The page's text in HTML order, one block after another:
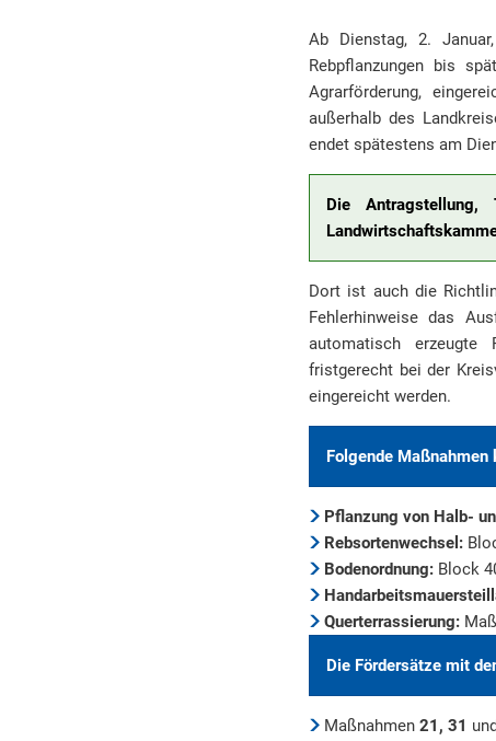
Ab Dienstag, 2.
Rebpflanzungen bis
Agrarförderung,
außerhalb des
endet spätestens am
Die
Dort ist auch die
Fehlerhinweise das
automatisch erzeugte
fristgerecht bei der
eingereicht werden.
Folgende
Pflanzung von Halb-
Rebsortenwechsel:
Bodenordnung: Block
Querterrassierung:
Die Fördersätze mit
Maßnahmen 21, 31